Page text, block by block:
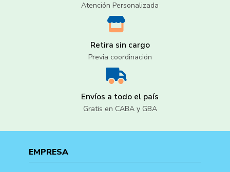
Atención Personalizada
Retira sin cargo
Previa coordinación
Envíos a todo el país
Gratis en CABA y GBA
EMPRESA